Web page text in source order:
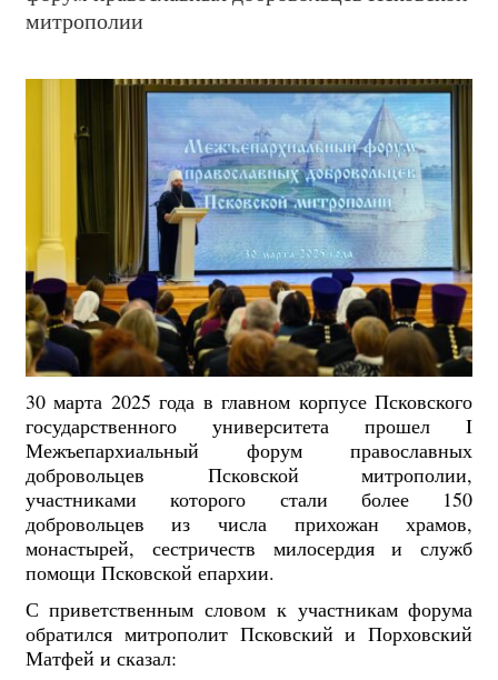
митрополии
30 марта 2025 года в главном корпусе Псковского
государственного университета прошел I
Межъепархиальный форум православных
добровольцев Псковской митрополии,
участниками которого стали более 150
добровольцев из числа прихожан храмов,
монастырей, сестричеств милосердия и служб
помощи Псковской епархии.
С приветственным словом к участникам форума
обратился митрополит Псковский и Порховский
Матфей и сказал: